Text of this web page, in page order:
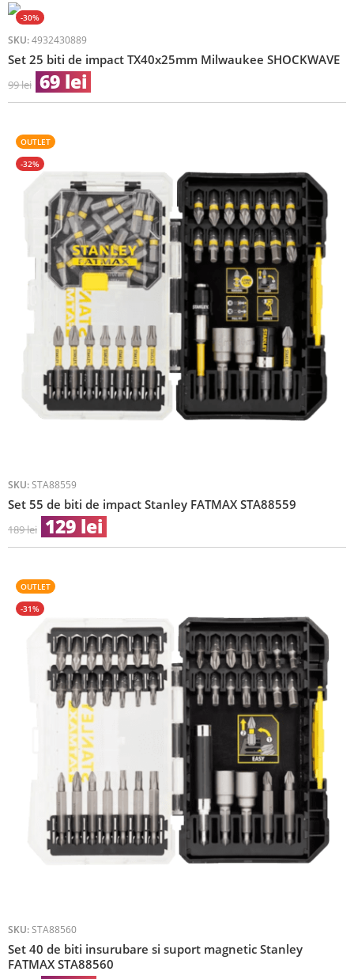
-30%
SKU: 4932430889
Set 25 biti de impact TX40x25mm Milwaukee SHOCKWAVE
99lei 69 lei
OUTLET
-32%
SKU: STA88559
Set 55 de biti de impact Stanley FATMAX STA88559
189lei 129 lei
OUTLET
-31%
SKU: STA88560
Set 40 de biti insurubare si suport magnetic Stanley
FATMAX STA88560